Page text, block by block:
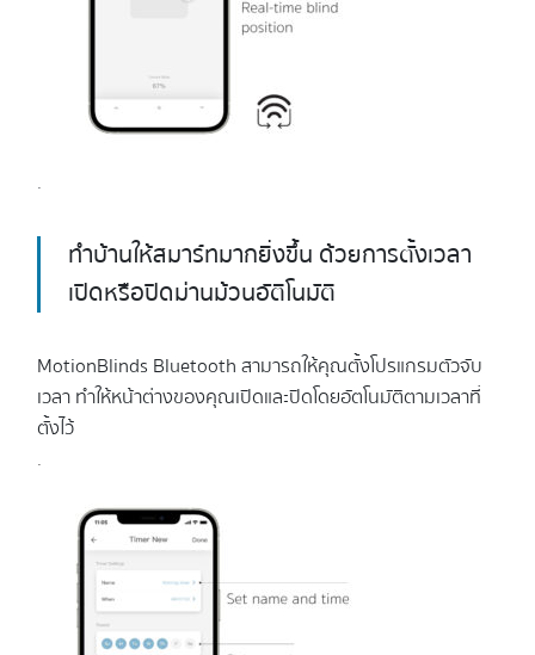
.
ทำบ้านให้สมาร์ทมากยิ่งขึ้น ด้วยการตั้งเวลา
เปิดหรือปิดม่านม้วนอัติโนมัติ
MotionBlinds Bluetooth สามารถให้คุณตั้งโปรแกรมตัวจับ
เวลา ทำให้หน้าต่างของคุณเปิดและปิดโดยอัตโนมัติตามเวลาที่
ตั้งไว้
.